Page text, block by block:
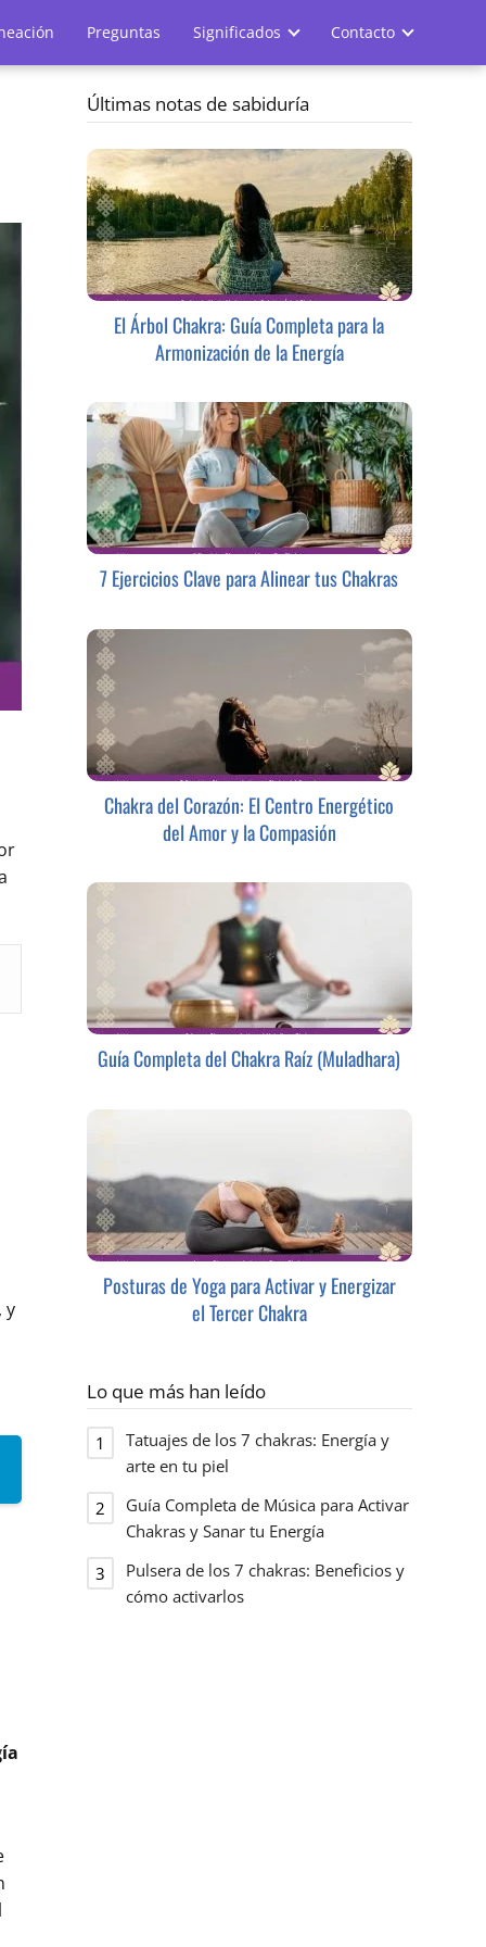
Preguntas Significados Contacto
y
Últimas notas de sabiduría
El Árbol Chakra: Guía Completa para la
Armonización de la Energía
7 Ejercicios Clave para Alinear tus Chakras
Chakra del Corazón: El Centro Energético
del Amor y la Compasión
Guía Completa del Chakra Raíz (Muladhara)
Posturas de Yoga para Activar y Energizar
el Tercer Chakra
Lo que más han leído
Tatuajes de los 7 chakras: Energía y
arte en tu piel
Guía Completa de Música para Activar
Chakras y Sanar tu Energía
Pulsera de los 7 chakras: Beneficios y
cómo activarlos